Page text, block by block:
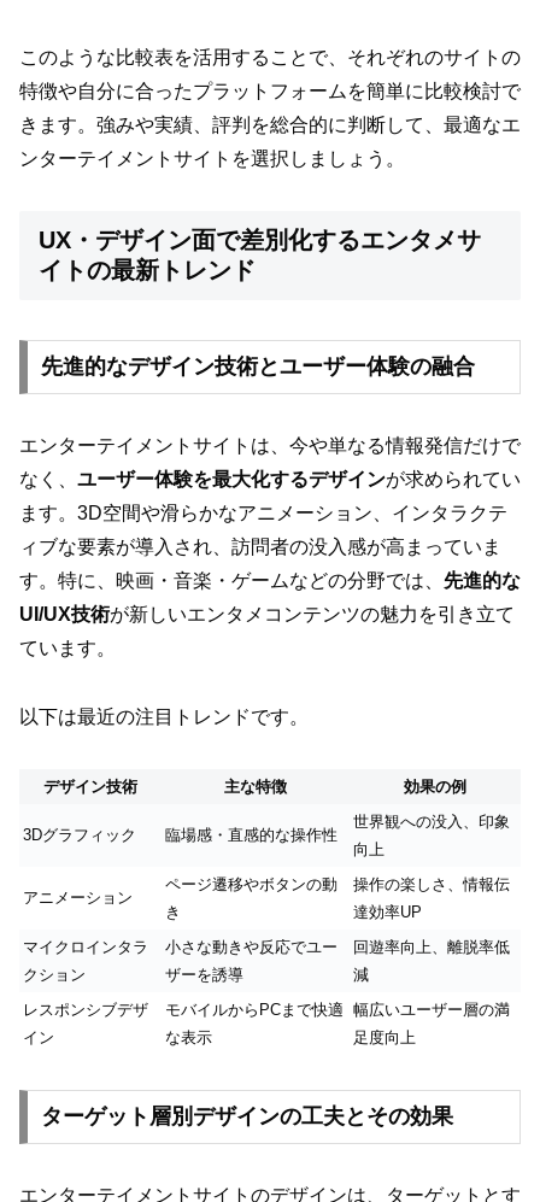
このような比較表を活用することで、それぞれのサイトの
特徴や自分に合ったプラットフォームを簡単に比較検討で
きます。強みや実績、評判を総合的に判断して、最適なエ
ンターテイメントサイトを選択しましょう。
UX・デザイン面で差別化するエンタメサ
イトの最新トレンド
先進的なデザイン技術とユーザー体験の融合
エンターテイメントサイトは、今や単なる情報発信だけで
なく、 ユーザー体験を最大化するデザインが求められてい
ます。3D空間や滑らかなアニメーション、インタラクテ
ィブな要素が導入され、訪問者の没入感が高まっていま
す。特に、映画・音楽・ゲームなどの分野では、 先進的な
UI/UX技術が新しいエンタメコンテンツの魅力を引き立て
ています。
以下は最近の注目トレンドです。
デザイン技術 主な特徴 効果の例
3Dグラフィック 臨場感・直感的な操作性
世界観への没入、印象
向上
アニメーション
ページ遷移やボタンの動
き
操作の楽しさ、情報伝
達効率UP
マイクロインタラ
クション
小さな動きや反応でユー
ザーを誘導
回遊率向上、離脱率低
減
レスポンシブデザ
イン
モバイルからPCまで快適
な表示
幅広いユーザー層の満
足度向上
ターゲット層別デザインの工夫とその効果
エンターテイメントサイトのデザインは、ターゲットとす